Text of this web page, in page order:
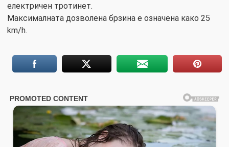
електричен тротинет.
Максималната дозволена брзина е означена како 25
km/h.